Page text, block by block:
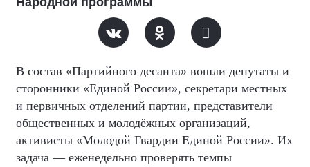
В состав «Партийного десанта» вошли депутаты и
сторонники «Единой России», секретари местных
и первичных отделений партии, представители
общественных и молодёжных организаций,
активисты «Молодой Гвардии Единой России». Их
задача — еженедельно проверять темпы